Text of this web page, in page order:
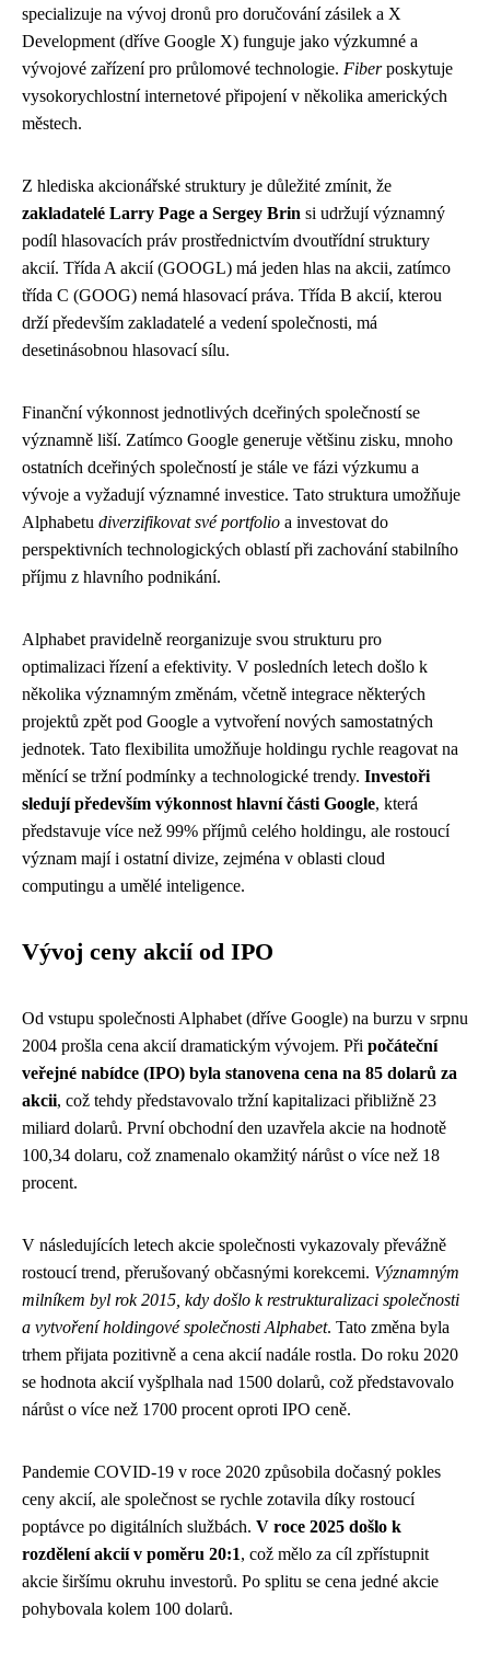
specializuje na vývoj dronů pro doručování zásilek a X
Development (dříve Google X) funguje jako výzkumné a
vývojové zařízení pro průlomové technologie. Fiberposkytuje
vysokorychlostní internetové připojení v několika amerických
městech.
Z hlediska akcionářské struktury je důležité zmínit, že
zakladatelé Larry Page a Sergey Brin si udržují významný
podíl hlasovacích práv prostřednictvím dvoutřídní struktury
akcií. Třída A akcií (GOOGL) má jeden hlas na akcii, zatímco
třída C (GOOG) nemá hlasovací práva. Třída B akcií, kterou
drží především zakladatelé a vedení společnosti, má
desetinásobnou hlasovací sílu.
Finanční výkonnost jednotlivých dceřiných společností se
významně liší. Zatímco Google generuje většinu zisku, mnoho
ostatních dceřiných společností je stále ve fázi výzkumu a
vývoje a vyžadují významné investice. Tato struktura umožňuje
Alphabetu diverzifikovat své portfolio a investovat do
perspektivních technologických oblastí při zachování stabilního
příjmu z hlavního podnikání.
Alphabet pravidelně reorganizuje svou strukturu pro
optimalizaci řízení a efektivity. V posledních letech došlo k
několika významným změnám, včetně integrace některých
projektů zpět pod Google a vytvoření nových samostatných
jednotek. Tato flexibilita umožňuje holdingu rychle reagovat na
měnící se tržní podmínky a technologické trendy. Investoři
sledují především výkonnost hlavní části Google, která
představuje více než 99% příjmů celého holdingu, ale rostoucí
význam mají i ostatní divize, zejména v oblasti cloud
computingu a umělé inteligence.
Vývoj ceny akcií od IPO
Od vstupu společnosti Alphabet (dříve Google) na burzu v srpnu
2004 prošla cena akcií dramatickým vývojem. Při počáteční
veřejné nabídce (IPO) byla stanovena cena na 85 dolarů za
akcii, což tehdy představovalo tržní kapitalizaci přibližně 23
miliard dolarů. První obchodní den uzavřela akcie na hodnotě
100,34 dolaru, což znamenalo okamžitý nárůst o více než 18
procent.
V následujících letech akcie společnosti vykazovaly převážně
rostoucí trend, přerušovaný občasnými korekcemi. Významným
milníkem byl rok 2015, kdy došlo k restrukturalizaci společnosti
a vytvoření holdingové společnosti Alphabet. Tato změna byla
trhem přijata pozitivně a cena akcií nadále rostla. Do roku 2020
se hodnota akcií vyšplhala nad 1500 dolarů, což představovalo
nárůst o více než 1700 procent oproti IPO ceně.
Pandemie COVID-19 v roce 2020 způsobila dočasný pokles
ceny akcií, ale společnost se rychle zotavila díky rostoucí
poptávce po digitálních službách. V roce 2025 došlo k
rozdělení akcií v poměru 20:1, což mělo za cíl zpřístupnit
akcie širšímu okruhu investorů. Po splitu se cena jedné akcie
pohybovala kolem 100 dolarů.